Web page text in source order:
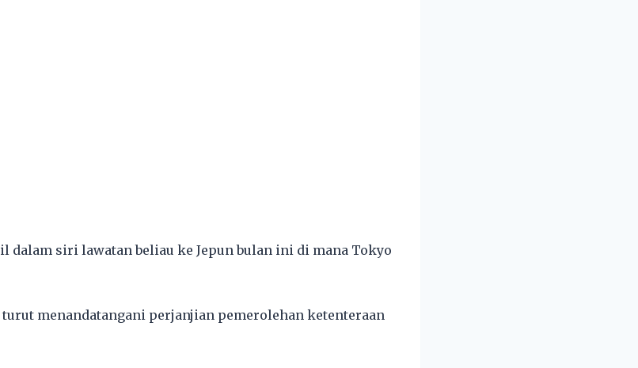
dalam siri lawatan beliau ke Jepun bulan ini di mana Tokyo
menandatangani perjanjian pemerolehan ketenteraan